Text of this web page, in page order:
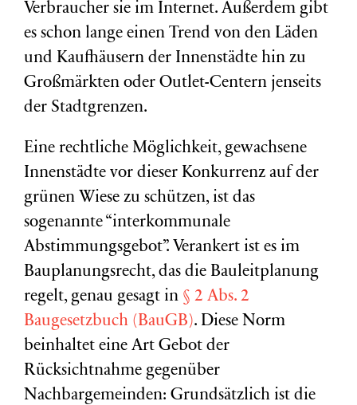
Verbraucher sie im Internet. Außerdem gibt
es schon lange einen Trend von den Läden
und Kaufhäusern der Innenstädte hin zu
Großmärkten oder Outlet-Centern jenseits
der Stadtgrenzen.
Eine rechtliche Möglichkeit, gewachsene
Innenstädte vor dieser Konkurrenz auf der
grünen Wiese zu schützen, ist das
sogenannte “interkommunale
Abstimmungsgebot”. Verankert ist es im
Bauplanungsrecht, das die Bauleitplanung
regelt, genau gesagt in § 2 Abs. 2
Baugesetzbuch (BauGB). Diese Norm
beinhaltet eine Art Gebot der
Rücksichtnahme gegenüber
Nachbargemeinden: Grundsätzlich ist die